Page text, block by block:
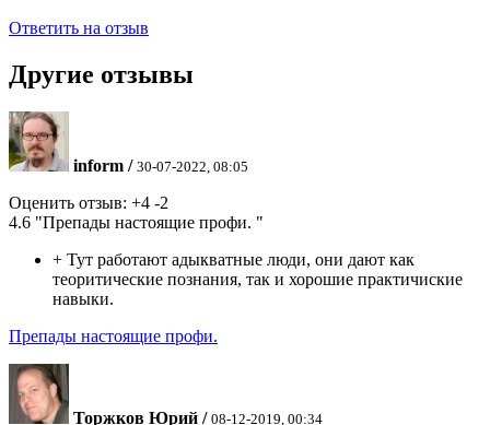
Ответить на отзыв
Другие отзывы
inform / 30-07-2022, 08:05
Оценить отзыв: +4 -2
4.6 "Препады настоящие профи. "
+ Тут работают адыкватные люди, они дают как
теоритические познания, так и хорошие практичиские
навыки.
Препады настоящие профи.
Торжков Юрий / 08-12-2019, 00:34